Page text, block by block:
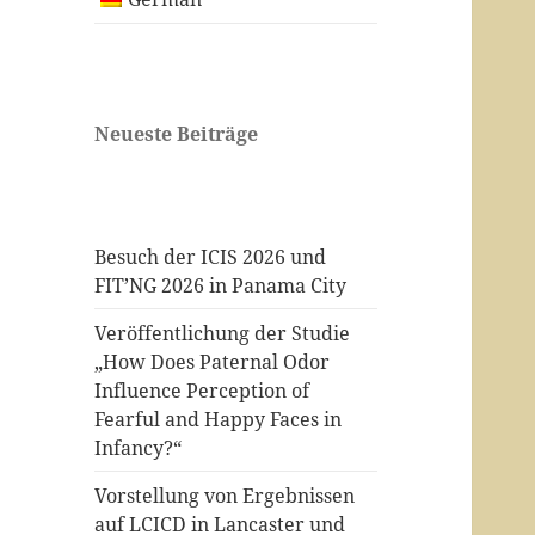
Neueste Beiträge
Besuch der ICIS 2026 und
FIT’NG 2026 in Panama City
Veröffentlichung der Studie
„How Does Paternal Odor
Influence Perception of
Fearful and Happy Faces in
Infancy?“
Vorstellung von Ergebnissen
auf LCICD in Lancaster und